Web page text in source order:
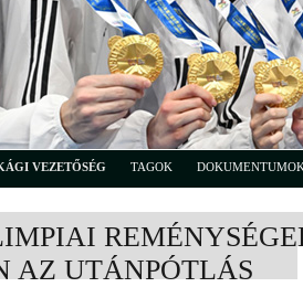
VEZETŐSÉG TAGOK
AZ UTÁNPÓTLÁS